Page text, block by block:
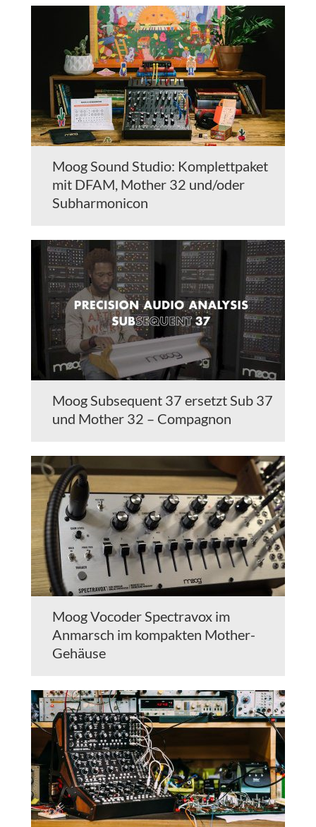
Moog Sound Studio: Komplettpaket
mit DFAM, Mother 32 und/oder
Subharmonicon
Moog Subsequent 37 ersetzt Sub 37
und Mother 32 – Compagnon
Moog Vocoder Spectravox im
Anmarsch im kompakten Mother-
Gehäuse